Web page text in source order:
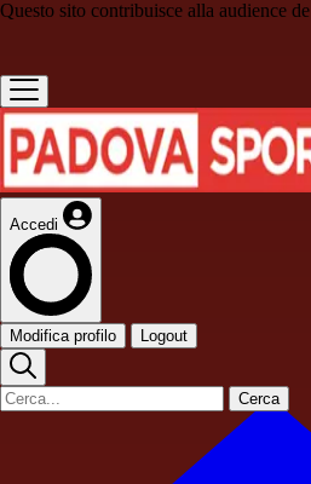
Questo sito contribuisce alla audience de
Accedi
Modifica profilo Logout
Cerca